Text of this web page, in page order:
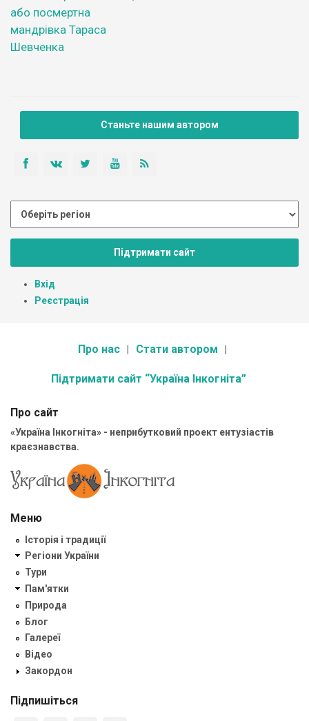
або посмертна
мандрівка Тараса
Шевченка
Станьте нашим автором
Підтримати сайт
Вхід
Реєстрація
Про нас Стати автором
Підтримати сайт “Україна Інкогніта”
Про сайт
«Україна Інкогніта» - неприбутковий проект ентузіастів
краєзнавства.
Меню
Історія і традиції
Регіони України
Тури
Пам'ятки
Природа
Блог
Галереї
Відео
Закордон
Підпишіться